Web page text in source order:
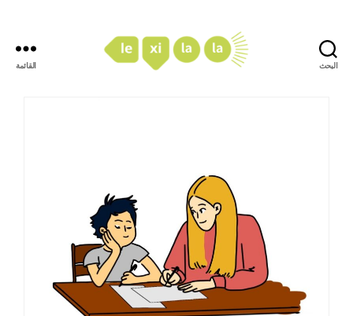
البحث القائمة